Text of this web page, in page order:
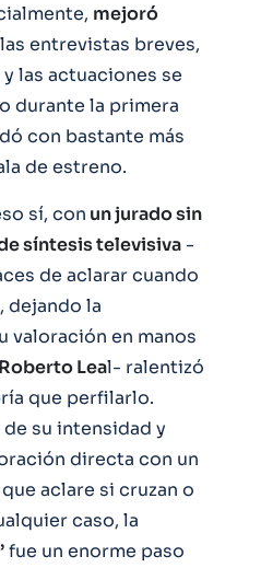
mejoró
las entrevistas breves,
las actuaciones se
durante la primera
con bastante más
de estreno.
sí, con un jurado sin
síntesis televisiva -
de aclarar cuando
dejando la
valoración en manos
Roberto Leal- ralentizó
que perfilarlo.
su intensidad y
directa con un
aclare si cruzan o
caso, la
fue un enorme paso